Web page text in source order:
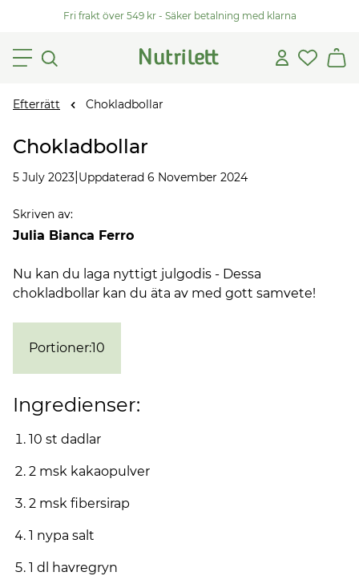
Fri frakt över 549 kr - Säker betalning med klarna
Efterrätt Chokladbollar
Chokladbollar
5 July 2023 Uppdaterad 6 November 2024
Skriven av:
Julia Bianca Ferro
Nu kan du laga nyttigt julgodis - Dessa
chokladbollar kan du äta av med gott samvete!
Portioner:10
Ingredienser:
10 st dadlar
2 msk kakaopulver
2 msk fibersirap
1 nypa salt
1 dl havregryn